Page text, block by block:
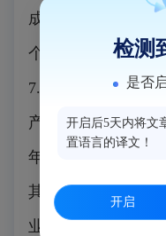
成8.7亿元，增长
个百分点；第二产
7.2%，增幅比上年
产业增加值89.0亿
年提高2.4个百分点
其他指标中，规上
业增加值增长
检测
是否
开启后5天内将文
置语言的译文！
开启